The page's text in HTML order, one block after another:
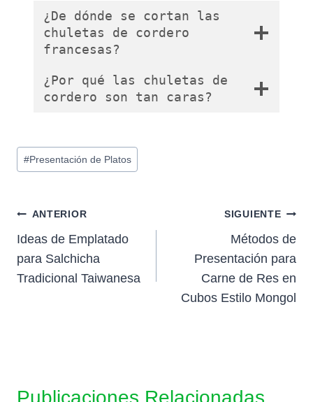
¿De dónde se cortan las
chuletas de cordero
francesas?
¿Por qué las chuletas de
cordero son tan caras?
Etiquetas
de
entrada:
#Presentación de Platos
Navegación
de
entradas
ANTERIOR
Ideas de Emplatado
para Salchicha
Tradicional Taiwanesa
SIGUIENTE
Métodos de
Presentación para
Carne de Res en
Cubos Estilo Mongol